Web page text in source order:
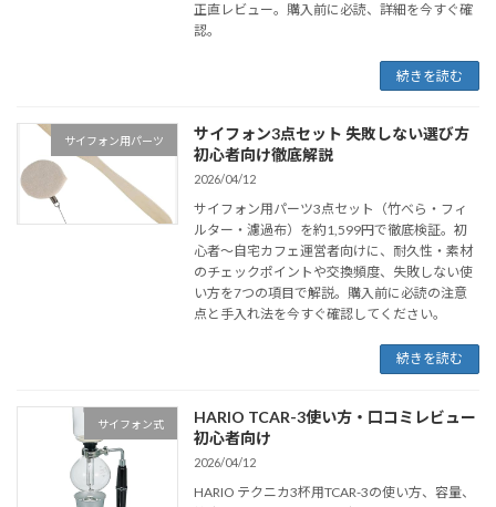
正直レビュー。購入前に必読、詳細を今すぐ確
認。
続きを読む
サイフォン用パーツ
サイフォン3点セット 失敗しない選び方
初心者向け徹底解説
2026/04/12
サイフォン用パーツ3点セット（竹べら・フィ
ルター・濾過布）を約1,599円で徹底検証。初
心者〜自宅カフェ運営者向けに、耐久性・素材
のチェックポイントや交換頻度、失敗しない使
い方を7つの項目で解説。購入前に必読の注意
点と手入れ法を今すぐ確認してください。
続きを読む
サイフォン式
HARIO TCAR-3使い方・口コミレビュー
初心者向け
2026/04/12
HARIO テクニカ3杯用TCAR-3の使い方、容量、